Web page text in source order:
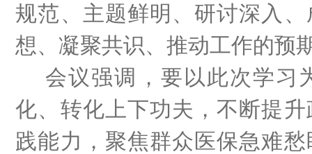
规范、主题鲜明、研讨深入
想、凝聚共识、推动工作的预
会议强调，要以此次学习
化、转化上下功夫，不断提
践能力，聚焦群众医保急难